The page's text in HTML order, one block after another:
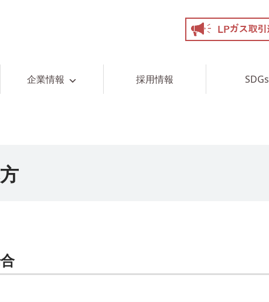
企業情報 採用情報 SDGs